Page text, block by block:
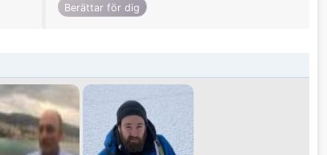
Berättar för dig